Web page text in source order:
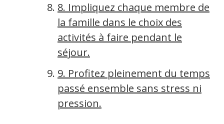
8. Impliquez chaque membre de
la famille dans le choix des
activités à faire pendant le
séjour.
9. Profitez pleinement du temps
passé ensemble sans stress ni
pression.